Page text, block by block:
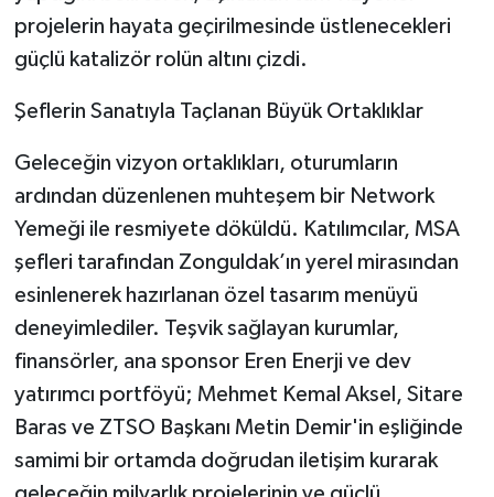
projelerin hayata geçirilmesinde üstlenecekleri
güçlü katalizör rolün altını çizdi.
​Şeflerin Sanatıyla Taçlanan Büyük Ortaklıklar
​Geleceğin vizyon ortaklıkları, oturumların
ardından düzenlenen muhteşem bir Network
Yemeği ile resmiyete döküldü. Katılımcılar, MSA
şefleri tarafından Zonguldak’ın yerel mirasından
esinlenerek hazırlanan özel tasarım menüyü
deneyimlediler. Teşvik sağlayan kurumlar,
finansörler, ana sponsor Eren Enerji ve dev
yatırımcı portföyü; Mehmet Kemal Aksel, Sitare
Baras ve ZTSO Başkanı Metin Demir'in eşliğinde
samimi bir ortamda doğrudan iletişim kurarak